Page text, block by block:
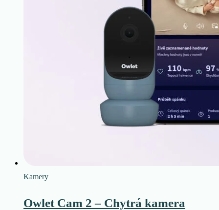
Kamery
Owlet Cam 2 – Chytrá kamera